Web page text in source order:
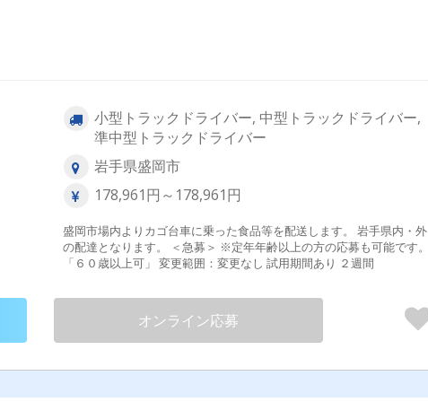
小型トラックドライバー, 中型トラックドライバー,
準中型トラックドライバー
岩手県盛岡市
178,961円～178,961円
盛岡市場内よりカゴ台車に乗った食品等を配送します。 岩手県内・外
の配達となります。 ＜急募＞ ※定年年齢以上の方の応募も可能です。
「６０歳以上可」 変更範囲：変更なし 試用期間あり ２週間
オンライン応募